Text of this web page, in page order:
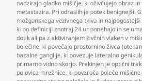
nadzirajo gladko mišičje, ki oživčujejo obraz
metastazira. Pri odraslih je potek benignejši.
možganskega vezivnega tkiva in
ki po definiciji znotraj 24 ur ponehajo in se
dotik ali pa z aktiviranjem živčnih vlaken v
bolečine, ki povečajo prostornino živca
bazalne ganglije, ki povezuje lateralno
primarno vidno skorjo. Prekinjen je optični
polovica mrežnice, ki povzroča boleče